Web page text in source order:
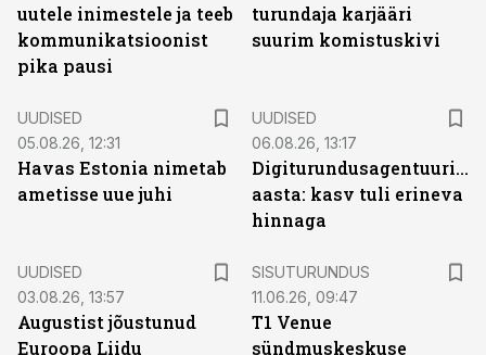
uutele inimestele ja teeb
kommunikatsioonist
pika pausi
turundaja karjääri
suurim komistuskivi
UUDISED
05.08.26, 12:31
Havas Estonia nimetab
ametisse uue juhi
UUDISED
06.08.26, 13:17
Digiturundusagentuuride
aasta: kasv tuli erineva
hinnaga
UUDISED
03.08.26, 13:57
Augustist jõustunud
Euroopa Liidu
SISUTURUNDUS
11.06.26, 09:47
T1 Venue
sündmuskeskuse